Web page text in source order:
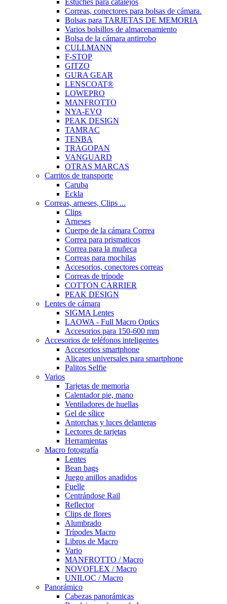
Estuches para catalejos
Correas, conectores para bolsas de cámara.
Bolsas para TARJETAS DE MEMORIA
Varios bolsillos de almacenamiento
Bolsa de la cámara antirrobo
CULLMANN
F-STOP
GITZO
GURA GEAR
LENSCOAT®
LOWEPRO
MANFROTTO
NYA-EVO
PEAK DESIGN
TAMRAC
TENBA
TRAGOPAN
VANGUARD
OTRAS MARCAS
Carritos de transporte
Caruba
Eckla
Correas, arneses, Clips ...
Clips
Arneses
Cuerpo de la cámara Correa
Correa para prismaticos
Correa para la muñeca
Correas para mochilas
Accesorios, conectores correas
Correas de trípode
COTTON CARRIER
PEAK DESIGN
Lentes de cámara
SIGMA Lentes
LAOWA - Full Macro Optics
Accesorios para 150-600 mm
Accesorios de teléfonos inteligentes
Accesorios smartphone
Alicates universales para smartphone
Palitos Selfie
Varios
Tarjetas de memoria
Calentador pie, mano
Ventiladores de huellas
Gel de sílice
Antorchas y luces delanteras
Lectores de tarjetas
Herramientas
Macro fotografía
Lentes
Bean bags
Juego anillos anadidos
Fuelle
Centrándose Rail
Reflector
Clips de flores
Alumbrado
Trípodes Macro
Libros de Macro
Vario
MANFROTTO / Macro
NOVOFLEX / Macro
UNILOC / Macro
Panorámico
Cabezas panorámicas